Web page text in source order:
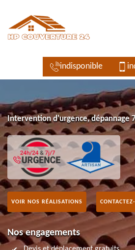
indisponible
Intervention d'urgence, dépannage
VOIR NOS RÉALISATIONS
Nos engagements